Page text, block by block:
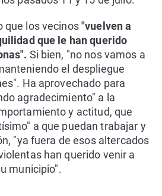
que los vecinos"vuelven a
que le han querido
Si bien, "no nos vamos a
el despliegue
Ha aprovechado para
agradecimiento" a la
y actitud, que
a que puedan trabajar y
"ya fuera de esos altercados
han querido venir a
municipio".